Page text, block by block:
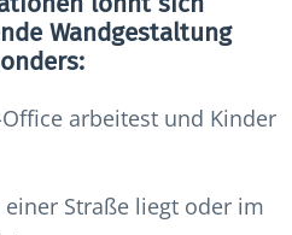
Wandgestaltung
arbeitest und Kinder
Straße liegt oder im